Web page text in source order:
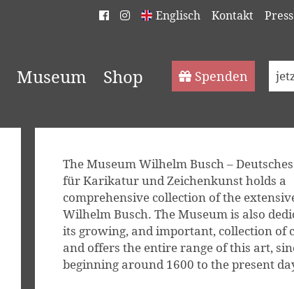
Spenden
Museum Shop
Englisch Kontakt
The Museum Wilhelm Busch –
für Karikatur und Zeichenkunst holds a
comprehensive collection of the
Wilhelm Busch. The Museum is also
its growing, and important, collection of
and offers the entire range of this art,
beginning around 1600 to the present